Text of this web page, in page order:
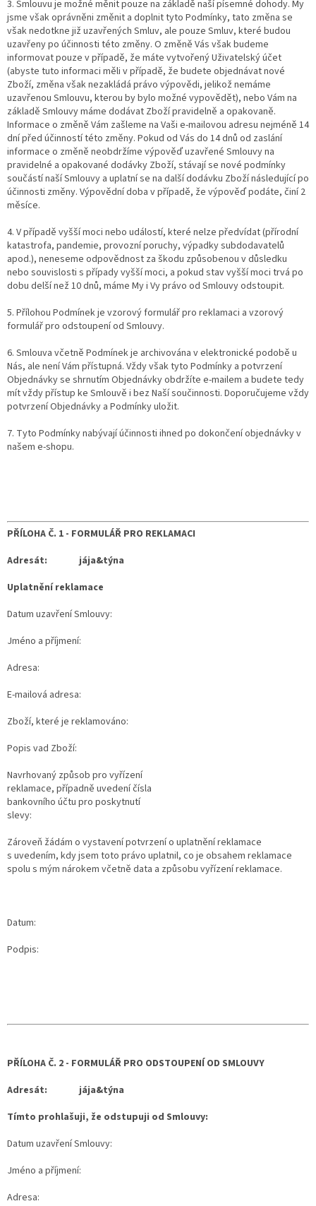
3. Smlouvu je možné měnit pouze na základě naší písemné dohody. My
jsme však oprávněni změnit a doplnit tyto Podmínky, tato změna se
však nedotkne již uzavřených Smluv, ale pouze Smluv, které budou
uzavřeny po účinnosti této změny. O změně Vás však budeme
informovat pouze v případě, že máte vytvořený Uživatelský účet
(abyste tuto informaci měli v případě, že budete objednávat nové
Zboží, změna však nezakládá právo výpovědi, jelikož nemáme
uzavřenou Smlouvu, kterou by bylo možné vypovědět), nebo Vám na
základě Smlouvy máme dodávat Zboží pravidelně a opakovaně.
Informace o změně Vám zašleme na Vaši e-mailovou adresu nejméně 14
dní před účinností této změny. Pokud od Vás do 14 dnů od zaslání
informace o změně neobdržíme výpověď uzavřené Smlouvy na
pravidelné a opakované dodávky Zboží, stávají se nové podmínky
součástí naší Smlouvy a uplatní se na další dodávku Zboží následující po
účinnosti změny. Výpovědní doba v případě, že výpověď podáte, činí 2
měsíce.
4. V případě vyšší moci nebo událostí, které nelze předvídat (přírodní
katastrofa, pandemie, provozní poruchy, výpadky subdodavatelů
apod.), neneseme odpovědnost za škodu způsobenou v důsledku
nebo souvislosti s případy vyšší moci, a pokud stav vyšší moci trvá po
dobu delší než 10 dnů, máme My i Vy právo od Smlouvy odstoupit.
5. Přílohou Podmínek je vzorový formulář pro reklamaci a vzorový
formulář pro odstoupení od Smlouvy.
6. Smlouva včetně Podmínek je archivována v elektronické podobě u
Nás, ale není Vám přístupná. Vždy však tyto Podmínky a potvrzení
Objednávky se shrnutím Objednávky obdržíte e-mailem a budete tedy
mít vždy přístup ke Smlouvě i bez Naší součinnosti. Doporučujeme vždy
potvrzení Objednávky a Podmínky uložit.
7. Tyto Podmínky nabývají účinnosti ihned po dokončení objednávky v
našem e-shopu.
PŘÍLOHA Č. 1 - FORMULÁŘ PRO REKLAMACI
Adresát:
jája&týna
Uplatnění reklamace
Datum uzavření Smlouvy:
Jméno a příjmení:
Adresa:
E-mailová adresa:
Zboží, které je reklamováno:
Popis vad Zboží:
Navrhovaný způsob pro vyřízení
reklamace, případně uvedení čísla
bankovního účtu pro poskytnutí
slevy:
Zároveň žádám o vystavení potvrzení o uplatnění reklamace
s uvedením, kdy jsem toto právo uplatnil, co je obsahem reklamace
spolu s mým nárokem včetně data a způsobu vyřízení reklamace.
Datum:
Podpis:
PŘÍLOHA Č. 2 - FORMULÁŘ PRO ODSTOUPENÍ OD SMLOUVY
Adresát:
jája&týna
Tímto prohlašuji, že odstupuji od Smlouvy:
Datum uzavření Smlouvy:
Jméno a příjmení:
Adresa: